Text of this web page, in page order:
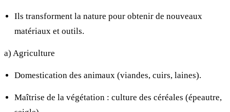
Ils transforment la nature pour obtenir de nouveaux
matériaux et outils.
a) Agriculture
Domestication des animaux (viandes, cuirs, laines).
Maîtrise de la végétation : culture des céréales (épeautre,